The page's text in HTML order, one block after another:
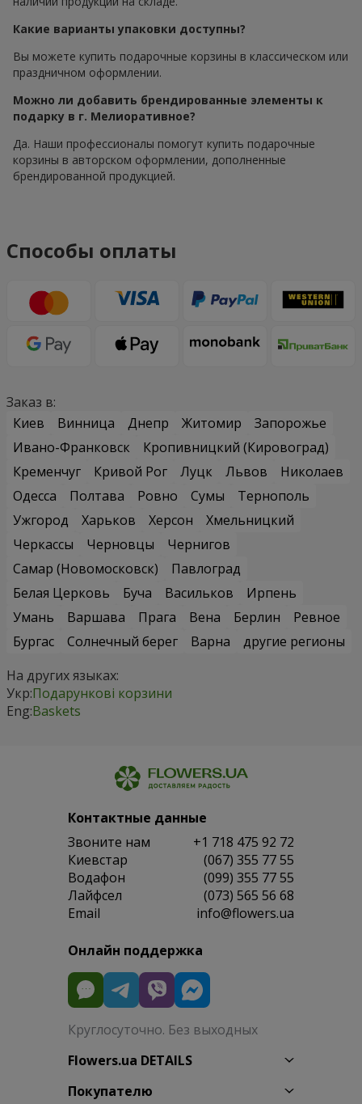
Какие варианты упаковки доступны?
Вы можете купить подарочные корзины в классическом или
праздничном оформлении.
Можно ли добавить брендированные элементы к
подарку в г. Мелиоративное?
Да. Наши профессионалы помогут купить подарочные
корзины в авторском оформлении, дополненные
брендированной продукцией.
Способы оплаты
Заказ в:
Киев
Винница Днепр Житомир
Запорожье
Ивано-Франковск
Кропивницкий (Кировоград)
Кременчуг
Кривой Рог Луцк Львов
Николаев
Одесса
Полтава Ровно Сумы
Тернополь
Ужгород
Харьков Херсон
Хмельницкий
Черкассы
Черновцы
Чернигов
Самар (Новомосковск)
Павлоград
Белая Церковь
Буча Васильков
Ирпень
Умань
Варшава Прага Вена Берлин
Ревное
Бургас
Солнечный берег Варна
другие регионы
На других языках:
Укр:Подарункові корзини
Eng:Baskets
Контактные данные
Звоните нам
+1 718 475 92 72
Киевстар
(067) 355 77 55
Водафон
(099) 355 77 55
Лайфсел
(073) 565 56 68
Email
info@flowers.ua
Онлайн поддержка
Круглосуточно. Без выходных
Flowers.ua DETAILS
Покупателю